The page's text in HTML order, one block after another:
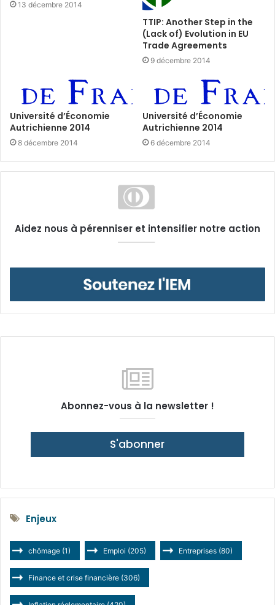
13 décembre 2014
TTIP: Another Step in the
(Lack of) Evolution in EU
Trade Agreements
9 décembre 2014
Université d’Économie
Autrichienne 2014
8 décembre 2014
Université d’Économie
Autrichienne 2014
6 décembre 2014
Aidez nous à pérenniser et intensifier notre action
Abonnez-vous à la newsletter !
S'abonner
Enjeux
chômage (1) Emploi (205) Entreprises (80)
Finance et crise financière (306)